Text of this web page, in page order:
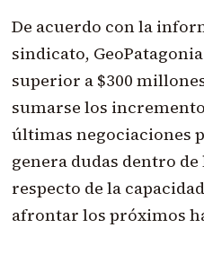
De acuerdo con la
sindicato,
superior a $300
sumarse los
últimas negociaciones
genera dudas dentro
respecto de la
afrontar los próximos